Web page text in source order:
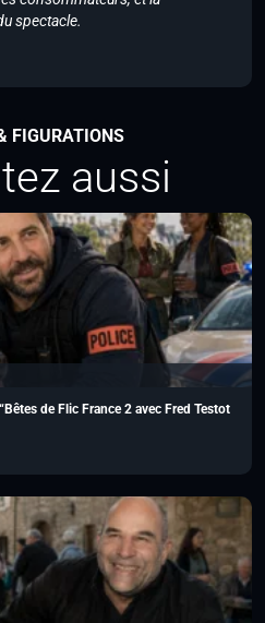
spectacle.
FIGURATIONS
aussi
de Flic France 2 avec Fred Testot